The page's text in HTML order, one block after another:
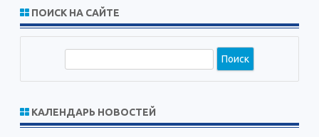
ПОИСК НА САЙТЕ
с
к
КАЛЕНДАРЬ НОВОСТЕЙ